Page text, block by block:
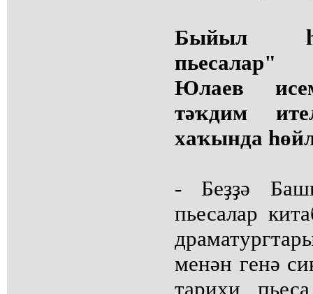
Быйыл
пьесалар"
Юлаев
тәҡдим
хаҡында
- Беҙҙә
пьесалар
менән генә
тарихи